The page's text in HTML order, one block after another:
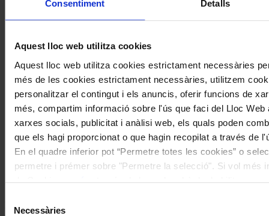
Consentiment Detalls
Aquest lloc web utilitza cookies
Aquest lloc web utilitza cookies estrictament necessàries
més de les cookies estrictament necessàries, utilitzem
personalitzar el contingut i els anuncis, oferir funcions de
més, compartim informació sobre l'ús que faci del Lloc Web
xarxes socials, publicitat i anàlisi web, els quals poden
que els hagi proporcionat o que hagin recopilat a través de
En el quadre inferior pot “Permetre totes les cookies” o
permetre i prémer sobre "Permetre la selecció". Si vol més
Necessàries
Patrimoni
Comença la cinquena edició del cicle
de conferències Intèrprets Catalans
Històrics de l’Associació Joan Manén
Coneix la nostra publicació
I gaudeix a més dels següents descomptes: